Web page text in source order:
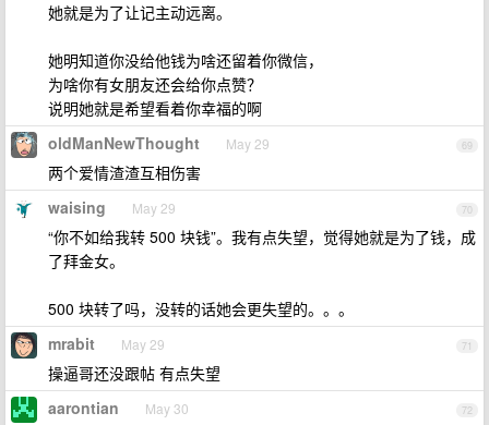
她就是为了让记主动远离。
她明知道你没给他钱为啥还留着你微信，
为啥你有女朋友还会给你点赞？
说明她就是希望看着你幸福的啊
69
oldManNewThought May 29
两个爱情渣渣互相伤害
70
waising May 29
“你不如给我转 500 块钱”。我有点失望，觉得她就是为了钱，成
了拜金女。
500 块转了吗，没转的话她会更失望的。。。
71
mrabit May 29
操逼哥还没跟帖 有点失望
72
aarontian May 30